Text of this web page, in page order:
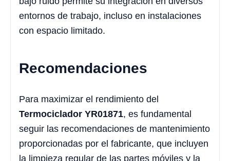
entornos de trabajo, incluso en instalaciones
con espacio limitado.
Recomendaciones
Para maximizar el rendimiento del
Termociclador YR01871, es fundamental
seguir las recomendaciones de mantenimiento
proporcionadas por el fabricante, que incluyen
la limpieza regular de las partes móviles y la